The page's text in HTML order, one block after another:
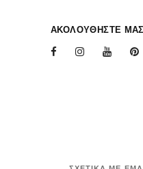
ΑΚΟΛΟΥΘΗΣΤΕ ΜΑΣ